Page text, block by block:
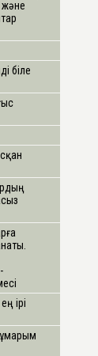
біле
ірі